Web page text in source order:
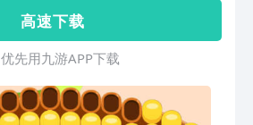
高 速 下 载
优先用九游APP下载